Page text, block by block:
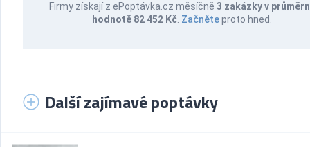
Firmy získají z ePoptávka.cz měsíčně 3 zakázky v
hodnotě 82 452 Kč Začněteproto hned.
Další zajímavé poptávky